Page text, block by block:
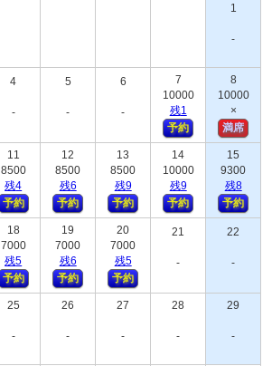
1
-
4
-
5
-
6
-
7
10000
残1
予約
8
10000
×
満席
11
8500
残4
予約
12
8500
残6
予約
13
8500
残9
予約
14
10000
残9
予約
15
9300
残8
予約
18
7000
残5
予約
19
7000
残6
予約
20
7000
残5
予約
21
-
22
-
25
-
26
-
27
-
28
-
29
-